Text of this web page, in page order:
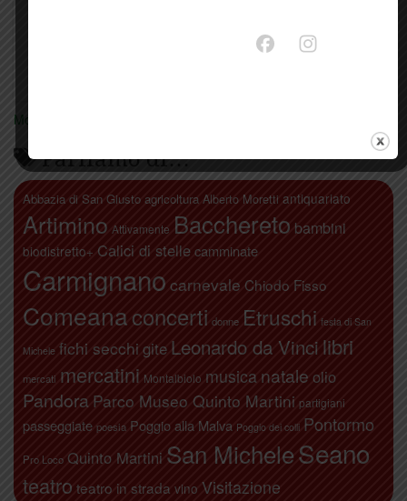
Mostra tutte le locandine
Parliamo di…
Abbazia di San Giusto agricoltura Alberto Moretti antiquariato
Artimino Attivamente Bacchereto bambini
biodistretto+ Calici di stelle camminate
Carmignano carnevale Chiodo Fisso
Comeanaconcerti donne Etruschi festa di San
Michele fichi secchi gite Leonardo da Vinci libri
mercati mercatini Montalbiolo musica natale olio
Pandora Parco Museo Quinto Martini partigiani
passeggiate poesia Poggio alla Malva Poggio dei colli Pontormo
Pro Loco Quinto Martini San MicheleSeano
teatro teatro in strada vino Visitazione